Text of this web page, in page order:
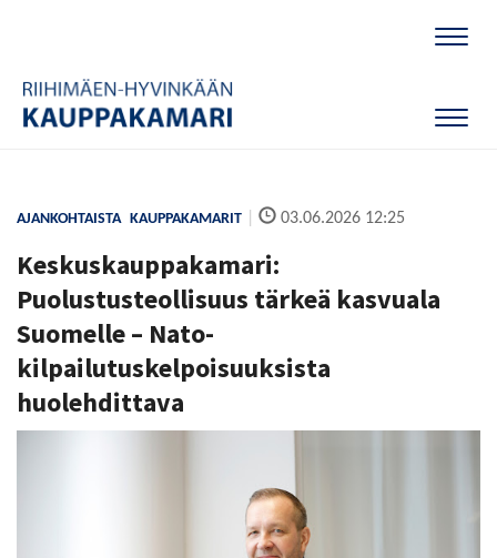
AJANKOHTAISTA KAUPPAKAMARIT 03.06.2026 12:25
Keskuskauppakamari:
Puolustusteollisuus tärkeä kasvuala
Suomelle – Nato-
kilpailutuskelpoisuuksista
huolehdittava